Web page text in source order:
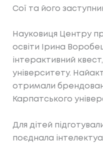
Сої та його
Науковиця Центру
освіти Ірина
інтерактивний
університету.
отримали
Карпатського
Для дітей
поєднала